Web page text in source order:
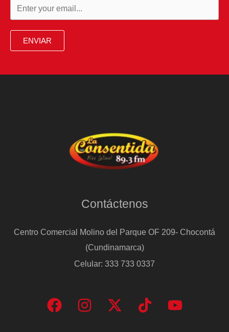
ENVIAR
Contáctenos
Centro Comercial Molino del Parque OF 209- Chocontá
(Cundinamarca)
Celular: 333 733 0337